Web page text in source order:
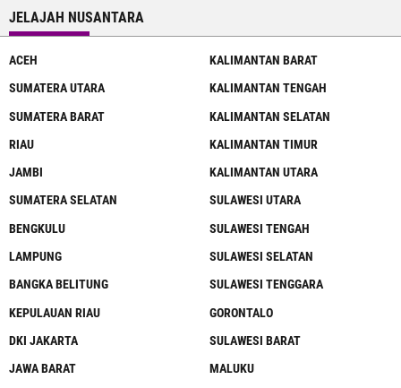
JELAJAH NUSANTARA
ACEH
SUMATERA UTARA
SUMATERA BARAT
RIAU
JAMBI
SUMATERA SELATAN
BENGKULU
LAMPUNG
BANGKA BELITUNG
KEPULAUAN RIAU
DKI JAKARTA
JAWA BARAT
KALIMANTAN BARAT
KALIMANTAN TENGAH
KALIMANTAN SELATAN
KALIMANTAN TIMUR
KALIMANTAN UTARA
SULAWESI UTARA
SULAWESI TENGAH
SULAWESI SELATAN
SULAWESI TENGGARA
GORONTALO
SULAWESI BARAT
MALUKU